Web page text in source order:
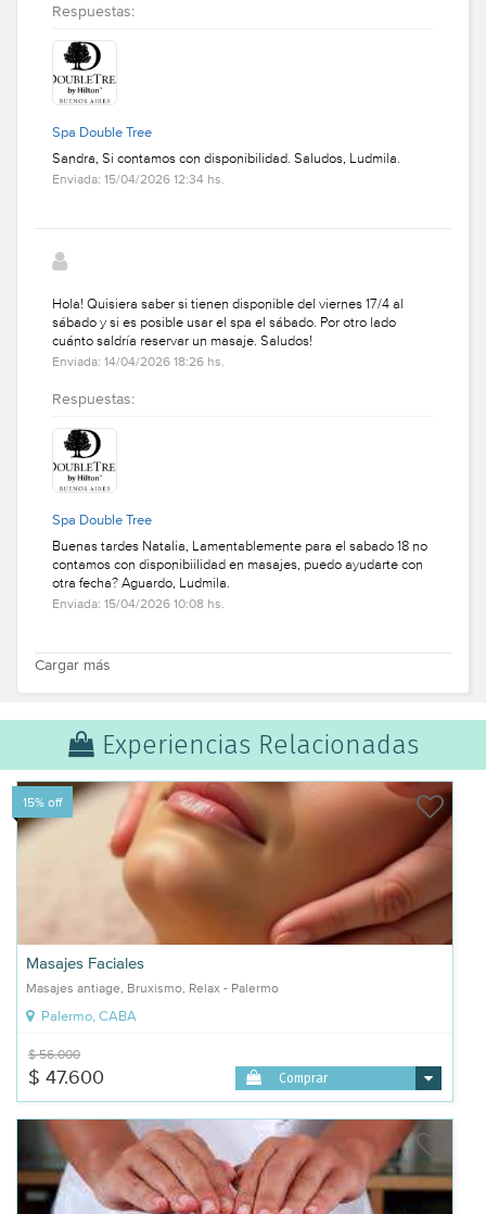
Respuestas:
Spa Double Tree
Sandra, Si contamos con disponibilidad. Saludos, Ludmila.
Enviada: 15/04/2026 12:34 hs.
Hola! Quisiera saber si tienen disponible del viernes 17/4 al
sábado y si es posible usar el spa el sábado. Por otro lado
cuánto saldría reservar un masaje. Saludos!
Enviada: 14/04/2026 18:26 hs.
Respuestas:
Spa Double Tree
Buenas tardes Natalia, Lamentablemente para el sabado 18 no
contamos con disponibiilidad en masajes, puedo ayudarte con
otra fecha? Aguardo, Ludmila.
Enviada: 15/04/2026 10:08 hs.
Cargar más
Experiencias Relacionadas
15% off
Masajes Faciales
Masajes antiage, Bruxismo, Relax - Palermo
Palermo, CABA
$ 56.000
$ 47.600 Comprar